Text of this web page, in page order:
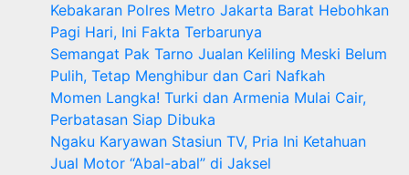
Kebakaran Polres Metro Jakarta Barat Hebohkan
Pagi Hari, Ini Fakta Terbarunya
Semangat Pak Tarno Jualan Keliling Meski Belum
Pulih, Tetap Menghibur dan Cari Nafkah
Momen Langka! Turki dan Armenia Mulai Cair,
Perbatasan Siap Dibuka
Ngaku Karyawan Stasiun TV, Pria Ini Ketahuan
Jual Motor “Abal-abal” di Jaksel